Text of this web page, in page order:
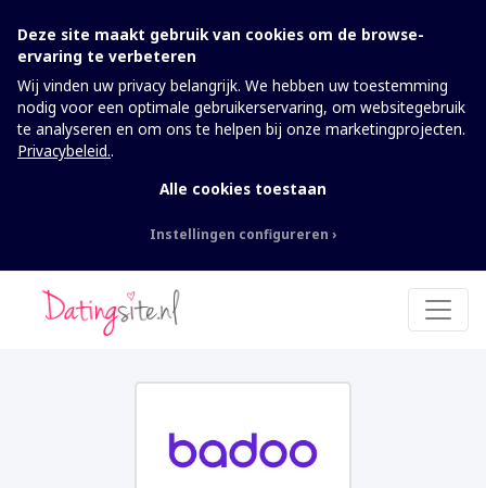
Deze site maakt gebruik van cookies om de browse-
ervaring te verbeteren
Wij vinden uw privacy belangrijk. We hebben uw toestemming
nodig voor een optimale gebruikerservaring, om websitegebruik
te analyseren en om ons te helpen bij onze marketingprojecten.
Privacybeleid..
Alle cookies toestaan
Instellingen configureren
Nodig
Deze cookies kunnen niet worden
Om de website inclusief informatie en